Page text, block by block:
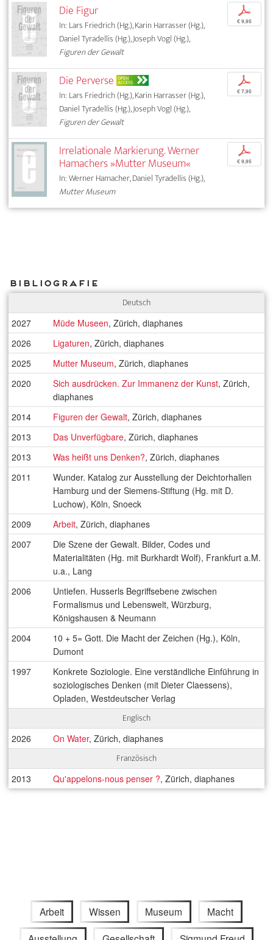
Die Figur
In: Lars Friedrich (Hg.), Karin Harrasser (Hg.),
Daniel Tyradellis (Hg.), Joseph Vogl (Hg.),
Figuren der Gewalt
p
€ 9,95
Die Perverse OPEN
ACCESS
In: Lars Friedrich (Hg.), Karin Harrasser (Hg.),
Daniel Tyradellis (Hg.), Joseph Vogl (Hg.),
Figuren der Gewalt
p
€ 7,95
Irrelationale Markierung. Werner
Hamachers »Mutter Museum«
In: Werner Hamacher, Daniel Tyradellis (Hg.),
Mutter Museum
p
€ 9,95
Bibliografie
Deutsch
2027 Müde Museen, Zürich, diaphanes
2026
Ligaturen, Zürich, diaphanes
2025
Mutter Museum, Zürich, diaphanes
2020
Sich ausdrücken. Zur Immanenz der Kunst, Zürich,
diaphanes
2014
Figuren der Gewalt, Zürich, diaphanes
2013
Das Unverfügbare, Zürich, diaphanes
2013
Was heißt uns Denken?, Zürich, diaphanes
2011
Wunder. Katalog zur Ausstellung der Deichtorhallen
Hamburg und der Siemens-Stiftung (Hg. mit D.
Luchow), Köln, Snoeck
2009
Arbeit, Zürich, diaphanes
2007
Die Szene der Gewalt. Bilder, Codes und
Materialitäten (Hg. mit Burkhardt Wolf), Frankfurt a.M.
u.a., Lang
2006
Untiefen. Husserls Begriffsebene zwischen
Formalismus und Lebenswelt, Würzburg,
Königshausen & Neumann
2004
10 + 5= Gott. Die Macht der Zeichen (Hg.), Köln,
Dumont
1997
Konkrete Soziologie. Eine verständliche Einführung in
soziologisches Denken (mit Dieter Claessens),
Opladen, Westdeutscher Verlag
Englisch
2026 On Water, Zürich, diaphanes
Französisch
2013 Qu'appelons-nous penser ?, Zürich, diaphanes
Arbeit Wissen Museum Macht